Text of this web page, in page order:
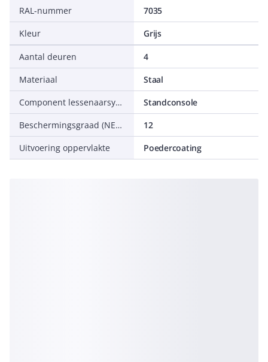
RAL-nummer
7035
Kleur
Grijs
Aantal deuren
4
Materiaal
Staal
Component lessenaarsysteem
Standconsole
Beschermingsgraad (NEMA)
12
Uitvoering oppervlakte
Poedercoating